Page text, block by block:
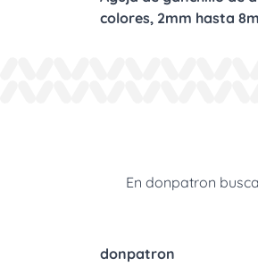
colores, 2mm hasta
En donpatron
donpatron